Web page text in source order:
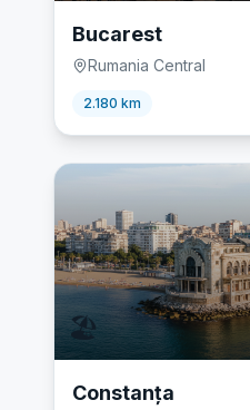
Bucarest
Rumania Central
2.180 km
🏖️
Constanța